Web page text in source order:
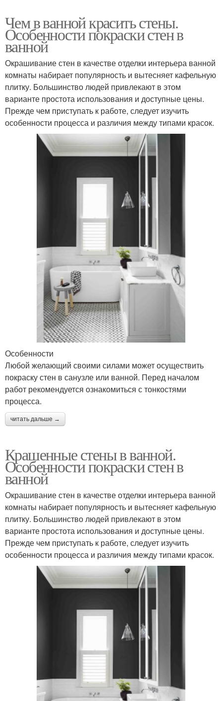
Чем в ванной красить стены.
Особенности покраски стен в
ванной
Окрашивание стен в качестве отделки интерьера ванной
комнаты набирает популярность и вытесняет кафельную
плитку. Большинство людей привлекают в этом
варианте простота использования и доступные цены.
Прежде чем приступать к работе, следует изучить
особенности процесса и различия между типами красок.
Особенности
Любой желающий своими силами может осуществить
покраску стен в санузле или ванной. Перед началом
работ рекомендуется ознакомиться с тонкостями
процесса.
читать дальше →
Крашенные стены в ванной.
Особенности покраски стен в
ванной
Окрашивание стен в качестве отделки интерьера ванной
комнаты набирает популярность и вытесняет кафельную
плитку. Большинство людей привлекают в этом
варианте простота использования и доступные цены.
Прежде чем приступать к работе, следует изучить
особенности процесса и различия между типами красок.